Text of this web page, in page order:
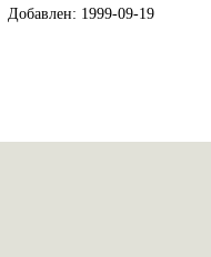
Добавлен: 1999-09-19